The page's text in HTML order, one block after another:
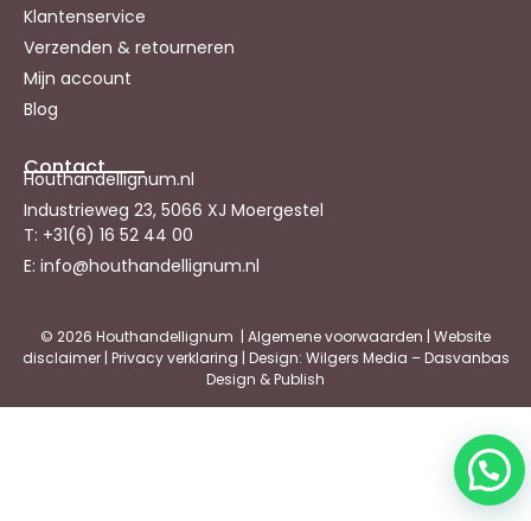
Klantenservice
Verzenden & retourneren
Mijn account
Blog
Contact
Houthandellignum.nl
Industrieweg 23, 5066 XJ Moergestel
T: +31(6) 16 52 44 00
E: info@houthandellignum.nl
© 2026 Houthandellignum | Algemene voorwaarden | Website
disclaimer| Privacy verklaring | Design: Wilgers Media – Dasvanbas
Design & Publish